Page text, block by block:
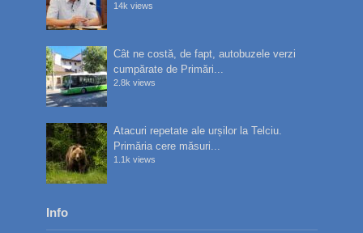
14k views
Cât ne costă, de fapt, autobuzele verzi
cumpărate de Primări...
2.8k views
Atacuri repetate ale urșilor la Telciu.
Primăria cere măsuri...
1.1k views
Info